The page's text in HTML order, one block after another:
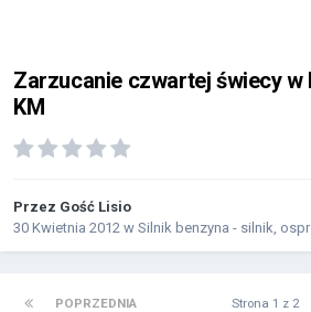
Zarzucanie czwartej świecy w
KM
Przez Gość Lisio
30 Kwietnia 2012 w Silnik benzyna - silnik,
POPRZEDNIA Strona 1 z 2